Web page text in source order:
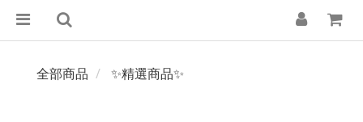
全部商品 ✨精選商品✨